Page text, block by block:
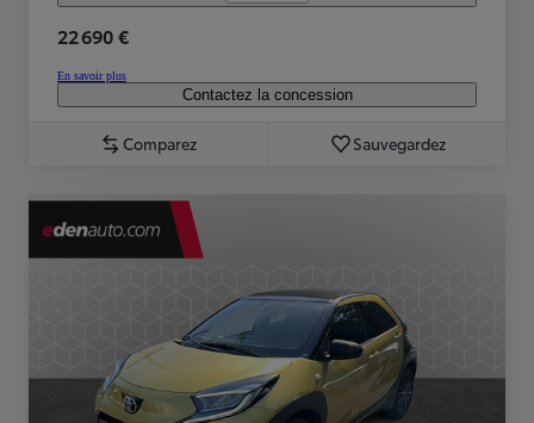
22 690 €
En savoir plus
Contactez la concession
Comparez Sauvegardez